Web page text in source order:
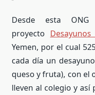
Desde esta
proyecto
Yemen, por el cual
cada día un
queso y fruta), con el
lleven al colegio y así